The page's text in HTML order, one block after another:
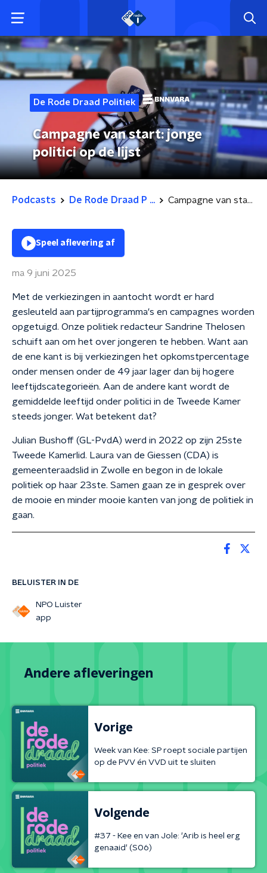
De Rode Draad Politiek
Campagne van start: jonge
politici op de lijst
Podcasts De Rode Draad P ... Campagne van start: jonge politici op de lijst
BELUISTER IN DE
NPO Luister
app
Speel aflevering af
ma 9 juni 2025
Met de verkiezingen in aantocht wordt er hard
gesleuteld aan partijprogramma's en campagnes worden
opgetuigd. Onze politiek redacteur Sandrine Thelosen
schuift aan om het over jongeren te hebben. Want aan
de ene kant is bij verkiezingen het opkomstpercentage
onder mensen onder de 49 jaar lager dan bij hogere
leeftijdscategorieën. Aan de andere kant wordt de
gemiddelde leeftijd onder politici in de Tweede Kamer
steeds jonger. Wat betekent dat?
Julian Bushoff (GL-PvdA) werd in 2022 op zijn 25ste
Tweede Kamerlid. Laura van de Giessen (CDA) is
gemeenteraadslid in Zwolle en begon in de lokale
politiek op haar 23ste. Samen gaan ze in gesprek over
de mooie en minder mooie kanten van jong de politiek in
gaan.
Andere afleveringen
Vorige
Week van Kee: SP roept sociale partijen
op de PVV én VVD uit te sluiten
Volgende
#37 - Kee en van Jole: 'Arib is heel erg
genaaid' (S06)